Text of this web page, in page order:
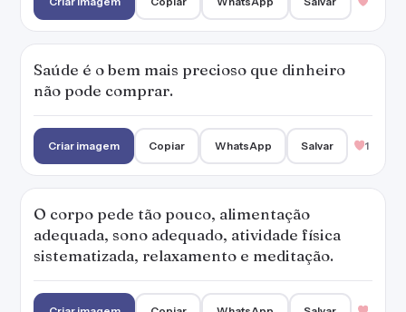
Criar imagem Copiar WhatsApp Salvar
são aspectos normais da saúde perfeita.